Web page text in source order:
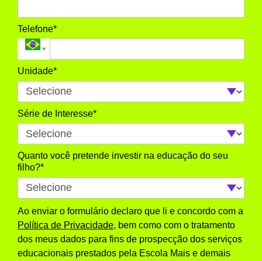
Telefone*
Unidade*
Série de Interesse*
Quanto você pretende investir na educação do seu
filho?*
Ao enviar o formulário declaro que li e concordo com a
Política de Privacidade, bem como com o tratamento
dos meus dados para fins de prospecção dos serviços
educacionais prestados pela Escola Mais e demais